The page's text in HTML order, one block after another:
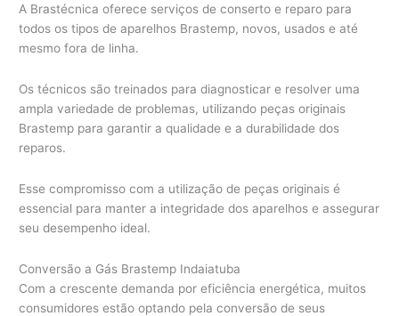
A Brastécnica oferece serviços de conserto e reparo para
todos os tipos de aparelhos Brastemp, novos, usados e até
mesmo fora de linha.
Os técnicos são treinados para diagnosticar e resolver uma
ampla variedade de problemas, utilizando peças originais
Brastemp para garantir a qualidade e a durabilidade dos
reparos.
Esse compromisso com a utilização de peças originais é
essencial para manter a integridade dos aparelhos e assegurar
seu desempenho ideal.
Conversão a Gás Brastemp Indaiatuba
Com a crescente demanda por eficiência energética, muitos
consumidores estão optando pela conversão de seus